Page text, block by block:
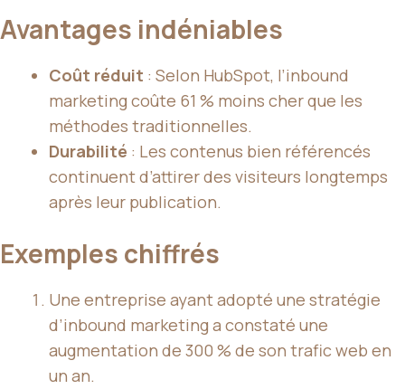
Avantages indéniables
Coût réduit : Selon HubSpot, l’inbound
marketing coûte 61 % moins cher que les
méthodes traditionnelles.
Durabilité : Les contenus bien référencés
continuent d’attirer des visiteurs longtemps
après leur publication.
Exemples chiffrés
Une entreprise ayant adopté une stratégie
d’inbound marketing a constaté une
augmentation de 300 % de son trafic web en
un an.